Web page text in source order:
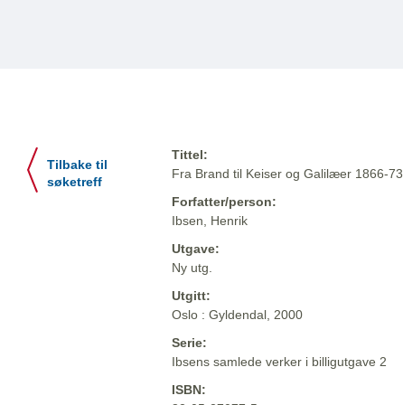
Tilbake til
søketreff
Tittel:
Fra Brand til Keiser og Galilæer 1866-73
Forfatter/person:
Ibsen, Henrik
Utgave:
Ny utg.
Utgitt:
Oslo : Gyldendal, 2000
Serie:
Ibsens samlede verker i billigutgave 2
ISBN: